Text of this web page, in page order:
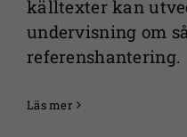
källtexter kan
undervisning om
referenshantering.
Läs mer